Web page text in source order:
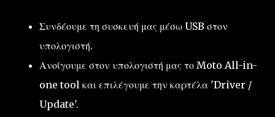
Συνδέουμε τη συσκευή μας μέσω USB στον
υπολογιστή.
Ανοίγουμε στον υπολογιστή μας το Moto All-in-
one tool και επιλέγουμε την καρτέλα 'Driver /
Update'.